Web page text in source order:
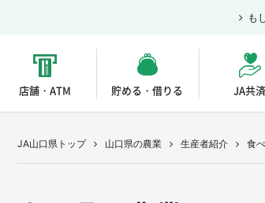
店舗・ATM 貯める・借りる JA共済
も
JA山口県トップ 山口県の農業 生産者紹介 食